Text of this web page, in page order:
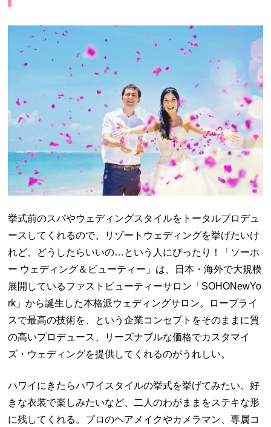
挙式前のスパやウェディングスタイルをトータルプロデュ
ースしてくれるので、リゾートウェディングを挙げたいけ
れど、どうしたらいいの…という人にぴったり！「ソーホ
ー ウェディング＆ビューティー」は、日本・海外で大規模
展開しているファストビューティーサロン「 SOHONewYo
rk 」から誕生した本格派ウェディングサロン。ロープライ
スで最高の技術を、という企業コンセプトをそのままに質
の高いプロデュース、リーズナブルな価格でカスタマイ
ズ・ウェディングを提供してくれるのがうれしい。
ハワイにきたらハワイスタイルの挙式を挙げてみたい、好
きな衣装で楽しみたいなど、二人のわがままをステキな形
に残してくれる。プロのヘアメイクやカメラマン、専属コ